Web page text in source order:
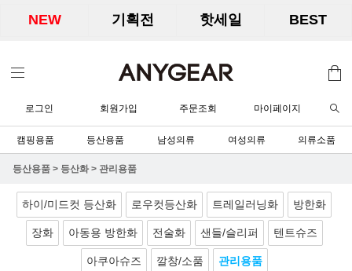
NEW 기획전 핫세일 BEST
로그인 회원가입 주문조회 마이페이지
캠핑용품 등산용품 남성의류 여성의류 의류소품
등산용품 > 등산화 > 관리용품
하이/미드컷 등산화 로우컷등산화 트레일러닝화 방한화
장화 아동용 방한화 전술화 샌들/슬리퍼 텐트슈즈
아쿠아슈즈 깔창/소품 관리용품